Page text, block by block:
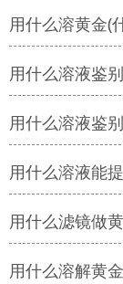
用什么溶黄金(
用什么溶液鉴
用什么溶液鉴
用什么溶液能
用什么滤镜做
用什么溶解黄